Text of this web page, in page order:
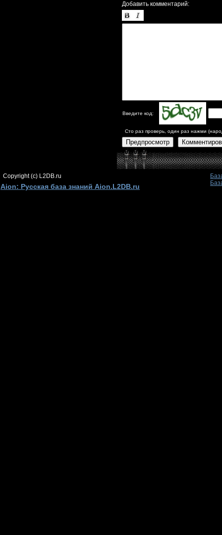
Добавить комментарий:
Введите код:
Сто раз проверь, один раз нажми
Предпросмотр
Copyright (c) L2DB.ru
Aion: Русская база знаний Aion.L2DB.ru